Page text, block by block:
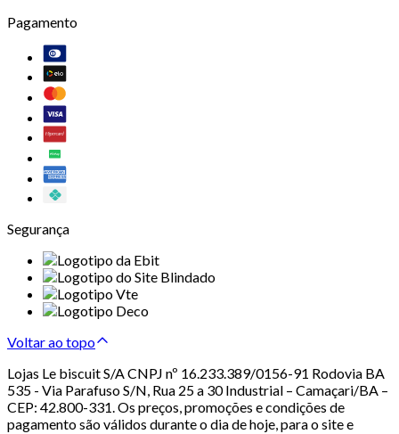
Pagamento
Segurança
Voltar ao topo
Lojas Le biscuit S/A CNPJ nº 16.233.389/0156-91 Rodovia BA
535 - Via Parafuso S/N, Rua 25 a 30 Industrial – Camaçari/BA –
CEP: 42.800-331. Os preços, promoções e condições de
pagamento são válidos durante o dia de hoje, para o site e